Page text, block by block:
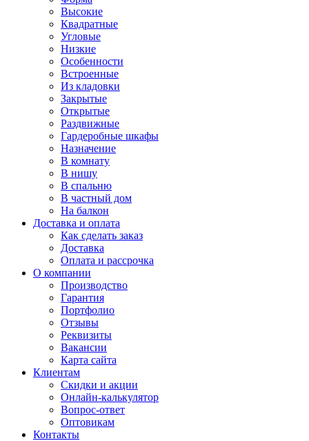
Высокие
Квадратные
Угловые
Низкие
Особенности
Встроенные
Из кладовки
Закрытые
Открытые
Раздвижные
Гардеробные шкафы
Назначение
В комнату
В нишу
В спальню
В частный дом
На балкон
Доставка и оплата
Как сделать заказ
Доставка
Оплата и рассрочка
О компании
Производство
Гарантия
Портфолио
Отзывы
Реквизиты
Вакансии
Карта сайта
Клиентам
Скидки и акции
Онлайн-калькулятор
Вопрос-ответ
Оптовикам
Контакты